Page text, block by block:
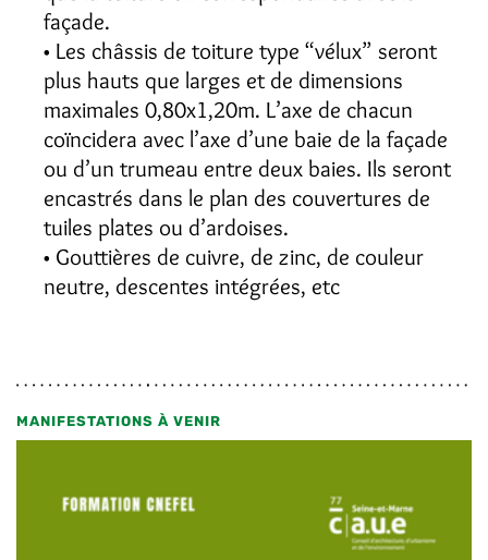
façade.
Les châssis de toiture type “vélux” seront
plus hauts que larges et de dimensions
maximales 0,80x1,20m. L’axe de chacun
coïncidera avec l’axe d’une baie de la façade
ou d’un trumeau entre deux baies. Ils seront
encastrés dans le plan des couvertures de
tuiles plates ou d’ardoises.
Gouttières de cuivre, de zinc, de couleur
neutre, descentes intégrées, etc
MANIFESTATIONS À VENIR